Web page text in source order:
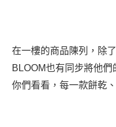
在一樓的商品陳列，除
BLOOM也有同步將他
你們看看，每一款餅乾